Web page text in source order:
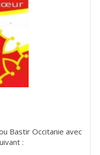
Bastir Occitanie avec
: